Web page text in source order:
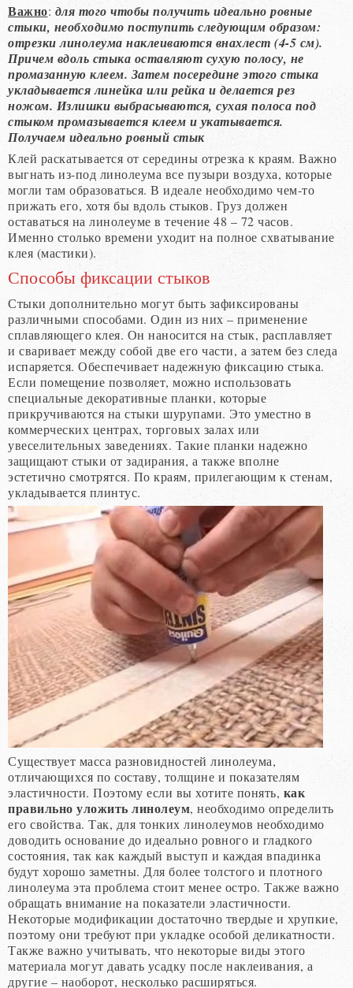
Важно: для того чтобы получить идеально ровные
стыки, необходимо поступить следующим образом:
отрезки линолеума наклеиваются внахлест (4-5 см).
Причем вдоль стыка оставляют сухую полосу, не
промазанную клеем. Затем посередине этого стыка
укладывается линейка или рейка и делается рез
ножом. Излишки выбрасываются, сухая полоса под
стыком промазывается клеем и укатывается.
Получаем идеально ровный стык
Клей раскатывается от середины отрезка к краям. Важно
выгнать из-под линолеума все пузыри воздуха, которые
могли там образоваться. В идеале необходимо чем-то
прижать его, хотя бы вдоль стыков. Груз должен
оставаться на линолеуме в течение 48 – 72 часов.
Именно столько времени уходит на полное схватывание
клея (мастики).
Способы фиксации стыков
Стыки дополнительно могут быть зафиксированы
различными способами. Один из них – применение
сплавляющего клея. Он наносится на стык, расплавляет
и сваривает между собой две его части, а затем без следа
испаряется. Обеспечивает надежную фиксацию стыка.
Если помещение позволяет, можно использовать
специальные декоративные планки, которые
прикручиваются на стыки шурупами. Это уместно в
коммерческих центрах, торговых залах или
увеселительных заведениях. Такие планки надежно
защищают стыки от задирания, а также вполне
эстетично смотрятся. По краям, прилегающим к стенам,
укладывается плинтус.
Существует масса разновидностей линолеума,
отличающихся по составу, толщине и показателям
эластичности. Поэтому если вы хотите понять, как
правильно уложить линолеум, необходимо определить
его свойства. Так, для тонких линолеумов необходимо
доводить основание до идеально ровного и гладкого
состояния, так как каждый выступ и каждая впадинка
будут хорошо заметны. Для более толстого и плотного
линолеума эта проблема стоит менее остро. Также важно
обращать внимание на показатели эластичности.
Некоторые модификации достаточно твердые и хрупкие,
поэтому они требуют при укладке особой деликатности.
Также важно учитывать, что некоторые виды этого
материала могут давать усадку после наклеивания, а
другие – наоборот, несколько расширяться.